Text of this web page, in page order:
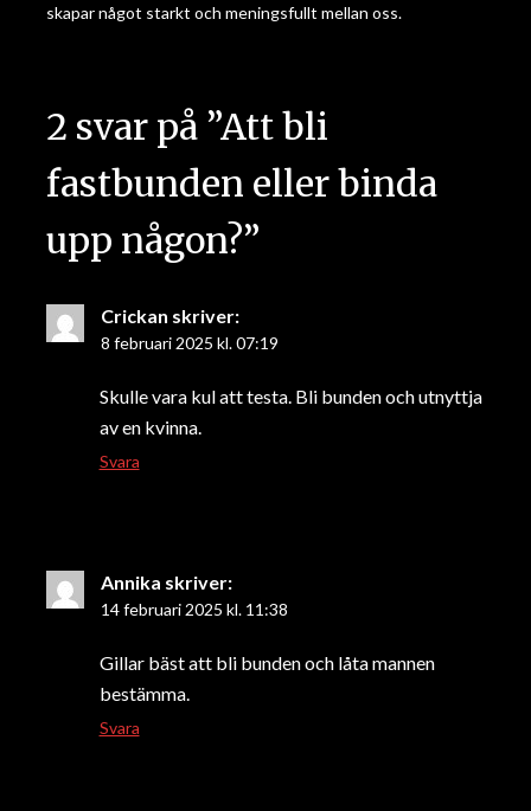
skapar något starkt och meningsfullt mellan oss.
2 svar på ”Att bli
fastbunden eller binda
upp någon?”
Crickan skriver:
8 februari 2025 kl. 07:19
Skulle vara kul att testa. Bli bunden och utnyttja
av en kvinna.
Svara
Annika skriver:
14 februari 2025 kl. 11:38
Gillar bäst att bli bunden och låta mannen
bestämma.
Svara